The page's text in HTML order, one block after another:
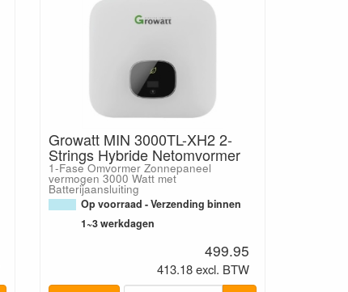
Growatt MIN 3000TL-XH2 2-
Strings Hybride Netomvormer
1-Fase Omvormer Zonnepaneel
vermogen 3000 Watt met
Batterijaansluiting
Op voorraad - Verzending binnen
1~3 werkdagen
499.95
413.18 excl. BTW